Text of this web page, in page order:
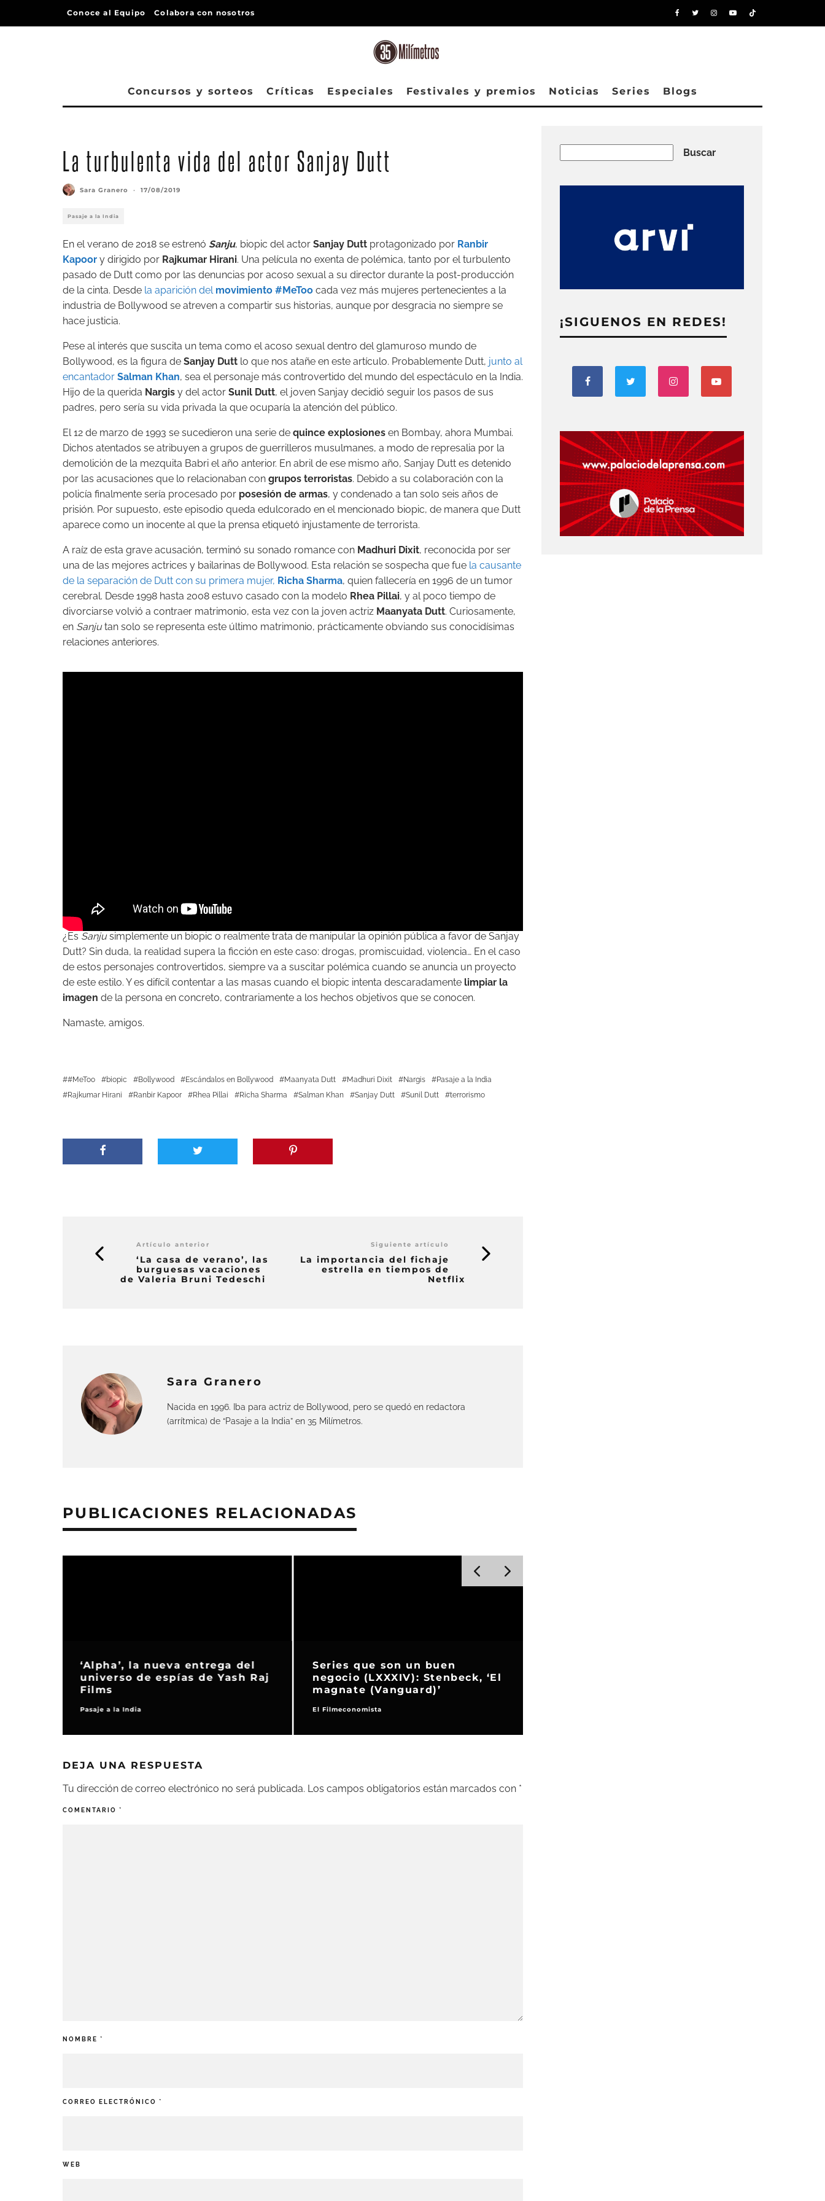
Conoce al Equipo Colabora con nosotros
Concursos y sorteos Críticas Especiales Festivales y premios Noticias Series Blogs
La turbulenta vida del actor Sanjay Dutt
Sara Granero · 17/08/2019
Pasaje a la India
En el verano de 2018 se estrenó Sanju, biopic del actor Sanjay Dutt protagonizado por Ranbir
Kapoor y dirigido por Rajkumar Hirani. Una película no exenta de polémica, tanto por el turbulento
pasado de Dutt como por las denuncias por acoso sexual a su director durante la post-producción
de la cinta. Desde la aparición del movimiento #MeToo cada vez más mujeres pertenecientes a la
industria de Bollywood se atreven a compartir sus historias, aunque por desgracia no siempre se
hace justicia.
Pese al interés que suscita un tema como el acoso sexual dentro del glamuroso mundo de
Bollywood, es la figura de Sanjay Dutt lo que nos atañe en este artículo. Probablemente Dutt, junto al
encantador Salman Khan, sea el personaje más controvertido del mundo del espectáculo en la India.
Hijo de la querida Nargis y del actor Sunil Dutt, el joven Sanjay decidió seguir los pasos de sus
padres, pero sería su vida privada la que ocuparía la atención del público.
El 12 de marzo de 1993 se sucedieron una serie de quince explosiones en Bombay, ahora Mumbai.
Dichos atentados se atribuyen a grupos de guerrilleros musulmanes, a modo de represalia por la
demolición de la mezquita Babri el año anterior. En abril de ese mismo año, Sanjay Dutt es detenido
por las acusaciones que lo relacionaban con grupos terroristas. Debido a su colaboración con la
policía finalmente sería procesado por posesión de armas, y condenado a tan solo seis años de
prisión. Por supuesto, este episodio queda edulcorado en el mencionado biopic, de manera que Dutt
aparece como un inocente al que la prensa etiquetó injustamente de terrorista.
A raíz de esta grave acusación, terminó su sonado romance con Madhuri Dixit, reconocida por ser
una de las mejores actrices y bailarinas de Bollywood. Esta relación se sospecha que fue la causante
de la separación de Dutt con su primera mujer, Richa Sharma, quien fallecería en 1996 de un tumor
cerebral. Desde 1998 hasta 2008 estuvo casado con la modelo Rhea Pillai, y al poco tiempo de
divorciarse volvió a contraer matrimonio, esta vez con la joven actriz Maanyata Dutt. Curiosamente,
en Sanjutan solo se representa este último matrimonio, prácticamente obviando sus conocidísimas
relaciones anteriores.
¿Es Sanjusimplemente un biopic o realmente trata de manipular la opinión pública a favor de Sanjay
Dutt? Sin duda, la realidad supera la ficción en este caso: drogas, promiscuidad, violencia… En el caso
de estos personajes controvertidos, siempre va a suscitar polémica cuando se anuncia un proyecto
de este estilo. Y es difícil contentar a las masas cuando el biopic intenta descaradamente limpiar la
imagen de la persona en concreto, contrariamente a los hechos objetivos que se conocen.
Namaste, amigos.
#MeToo biopic Bollywood Escándalos en Bollywood Maanyata Dutt Madhuri Dixit Nargis
Pasaje a la India
Rajkumar Hirani
Ranbir Kapoor Rhea Pillai Richa Sharma Salman Khan Sanjay Dutt Sunil Dutt terrorismo
Artículo anterior
‘La casa de verano’, las
burguesas vacaciones
de Valeria Bruni Tedeschi
Siguiente artículo
La importancia del fichaje
estrella en tiempos de
Netflix
Sara Granero
Nacida en 1996. Iba para actriz de Bollywood, pero se quedó en redactora
(arrítmica) de “Pasaje a la India” en 35 Milímetros.
PUBLICACIONES RELACIONADAS
‘Alpha’, la nueva entrega del
universo de espías de Yash Raj
Films
Pasaje a la India
Series que son un buen
negocio (LXXXIV): Stenbeck, ‘El
magnate (Vanguard)’
El Filmeconomista
DEJA UNA RESPUESTA
Tu dirección de correo electrónico no será publicada. Los campos obligatorios están marcados con *
COMENTARIO *
NOMBRE *
CORREO ELECTRÓNICO *
WEB
Buscar
¡SIGUENOS EN REDES!